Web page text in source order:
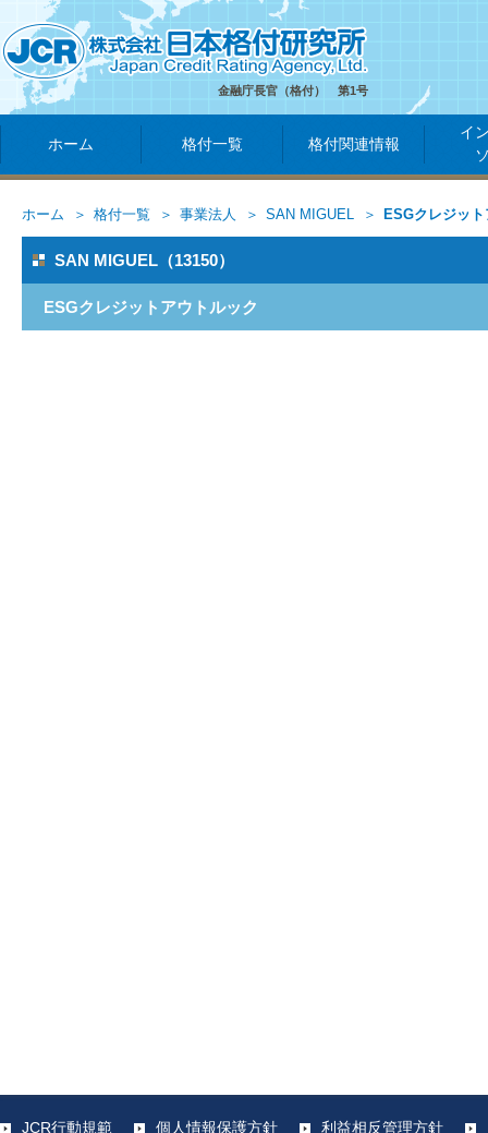
金融庁長官（格付） 第1号
ホーム 格付一覧 格付関連情報
イ
ホーム 格付一覧 事業法人 SAN MIGUEL ESGクレジッ
SAN MIGUEL（13150）
ESGクレジットアウトルック
JCR行動規範 個人情報保護方針 利益相反管理方針